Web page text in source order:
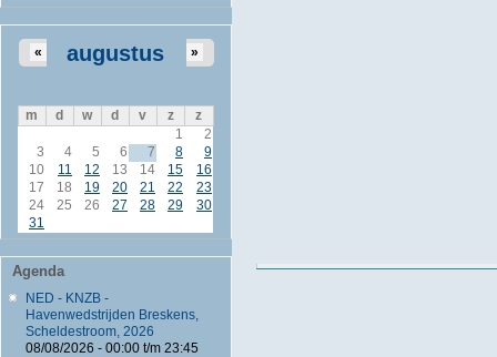
augustus
« »
m d w d v z
z
1
2
3
4 5 6 7 8
9
10
11 12 13 14 15
16
17
18 19 20 21 22
23
24
25 26 27 28 29
30
31
Agenda
NED - KNZB -
Havenwedstrijden Breskens,
Scheldestroom, 2026
08/08/2026 - 00:00t/m 23:45